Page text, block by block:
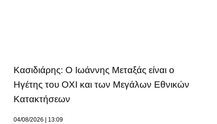
Κασιδιάρης: Ο Ιωάννης Μεταξάς είναι ο
Ηγέτης του ΟΧΙ και των Μεγάλων Εθνικών
Κατακτήσεων
04/08/2026 13:09